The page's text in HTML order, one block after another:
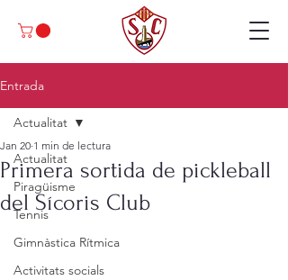
Entrada
Actualitat
Piragüisme
Tennis
Gimnàstica Rítmica
Activitats socials
Actualitat
Primera sortida de pickleball
del Sícoris Club
Jan 20 1 min de lectura